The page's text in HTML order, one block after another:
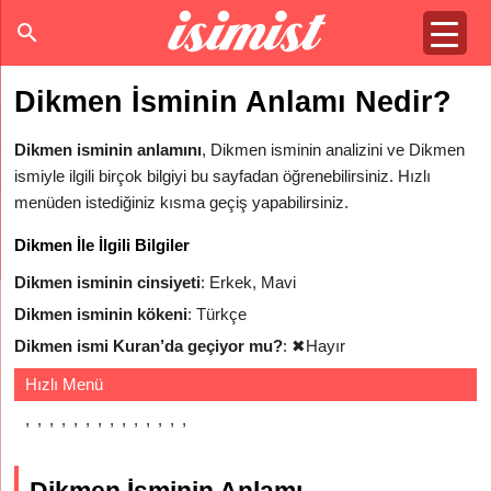
Dikmen İsminin Anlamı Nedir?
Dikmen isminin anlamını, Dikmen isminin analizini ve Dikmen
ismiyle ilgili birçok bilgiyi bu sayfadan öğrenebilirsiniz. Hızlı
menüden istediğiniz kısma geçiş yapabilirsiniz.
Dikmen İle İlgili Bilgiler
Dikmen isminin cinsiyeti: Erkek, Mavi
Dikmen isminin kökeni: Türkçe
Dikmen ismi Kuran’da geçiyor mu?: ✖Hayır
Hızlı Menü